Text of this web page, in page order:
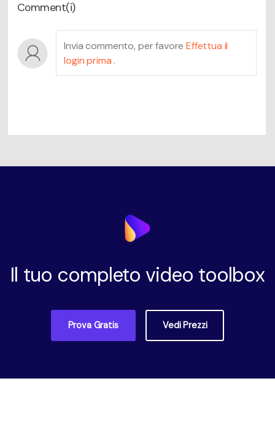
Comment(i)
Invia commento, per favore Effettua il
login prima .
Il tuo completo video toolbox
Prova Gratis Vedi Prezzi